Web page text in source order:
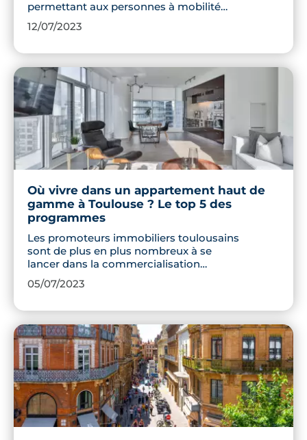
permettant aux personnes à mobilité
réduite d’habiter dans les meilleures
conditions possibles. Découvrez quelles
bâtiment résidentiel.
12/07/2023
Où vivre dans un appartement haut de
gamme à Toulouse ? Le top 5 des
programmes
Les promoteurs immobiliers toulousains
sont de plus en plus nombreux à se
lancer dans la commercialisation
d’appartements haut de gamme. Nous
vous avons sélectionné 5 programmes
05/07/2023